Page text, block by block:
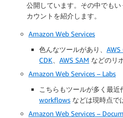
公開しています。その中でも
カウントを紹介します。
Amazon Web Services
色んなツールがあり、 AWS
CDK
AWS SAM などのリ
Amazon Web Services – Labs
こちらもツールが多く最近
workflows などは現時点で
Amazon Web Services –